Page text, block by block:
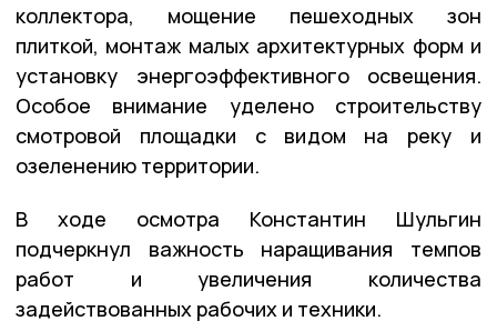
коллектора, мощение пешеходных зон
плиткой, монтаж малых архитектурных форм и
установку энергоэффективного освещения.
Особое внимание уделено строительству
смотровой площадки с видом на реку и
озеленению территории.
В ходе осмотра Константин Шульгин
подчеркнул важность наращивания темпов
работ и увеличения количества
задействованных рабочих и техники.